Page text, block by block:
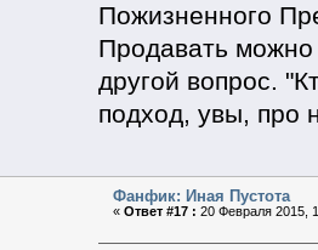
Пожизненного
Продавать можно
другой вопрос.
подход, увы, про
Фанфик: Иная Пустота
«Ответ #17 : 20 Февраля 2015,